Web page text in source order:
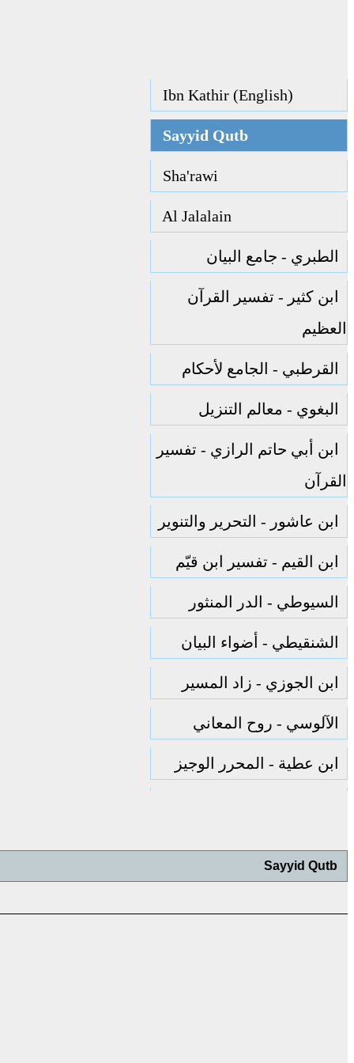
Ibn Kathir (English)
Sayyid Qutb
Sha'rawi
Al Jalalain
الطبري - جامع البيان
ابن كثير - تفسير القرآن
العظيم
القرطبي - الجامع لأحكام
البغوي - معالم التنزيل
ابن أبي حاتم الرازي - تفسير
القرآن
ابن عاشور - التحرير والتنوير
ابن القيم - تفسير ابن قيّم
السيوطي - الدر المنثور
الشنقيطي - أضواء البيان
ابن الجوزي - زاد المسير
الآلوسي - روح المعاني
ابن عطية - المحرر الوجيز
السليم
الزمخشري - الكشاف